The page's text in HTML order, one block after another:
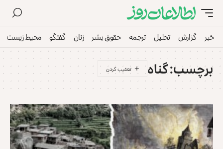
خبر گزارش تحلیل ترجمه حقوق بشر زنان گفتگو محیط زیست
برچسب:گناه